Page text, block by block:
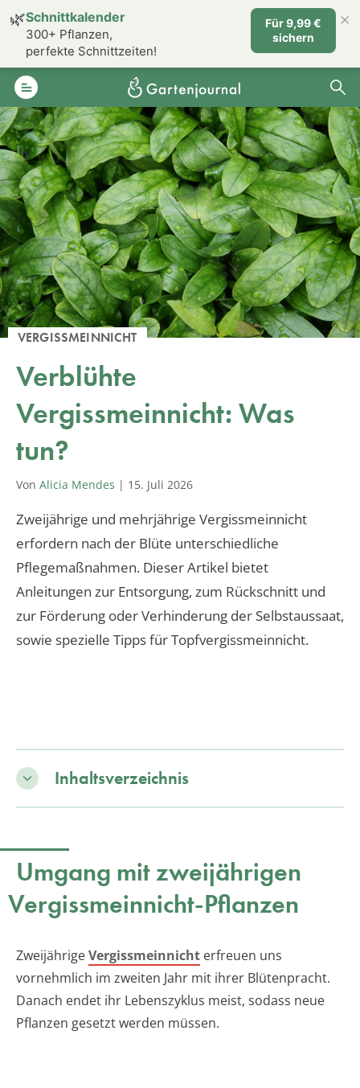
VERGISSMEINNICHT
Verblühte
Vergissmeinnicht: Was
tun?
Von Alicia Mendes | 15. Juli 2026
Zweijährige und mehrjährige Vergissmeinnicht
erfordern nach der Blüte unterschiedliche
Pflegemaßnahmen. Dieser Artikel bietet
Anleitungen zur Entsorgung, zum Rückschnitt und
zur Förderung oder Verhinderung der Selbstaussaat,
sowie spezielle Tipps für Topfvergissmeinnicht.
Inhaltsverzeichnis
Umgang mit zweijährigen
Vergissmeinnicht-Pflanzen
ZweijährigeVergissmeinnicht erfreuen uns
vornehmlich im zweiten Jahr mit ihrer Blütenpracht.
Danach endet ihr Lebenszyklus meist, sodass neue
Pflanzen gesetzt werden müssen.
🌿Schnittkalender
300+ Pflanzen,
perfekte Schnittzeiten!
Für 9,99 €
sichern
×